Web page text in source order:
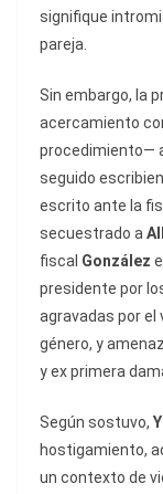
signifique
pareja.
Sin embargo, la
acercamiento
procedimiento—
seguido
escrito ante la
secuestrado a
fiscal González
presidente por
agravadas por el
género, y
y ex primera
Según sostuvo,
hostigamiento,
un contexto de